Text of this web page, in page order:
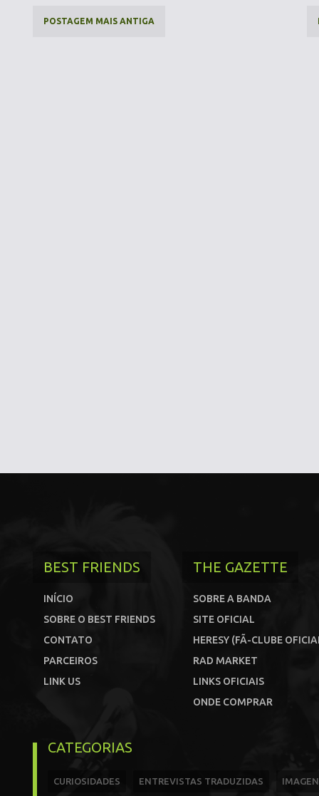
POSTAGEM MAIS ANTIGA
BEST FRIENDS
INÍCIO
SOBRE O BEST FRIENDS
CONTATO
PARCEIROS
LINK US
THE GAZETTE
SOBRE A BANDA
SITE OFICIAL
HERESY (FÃ-CLUBE
RAD MARKET
LINKS OFICIAIS
ONDE COMPRAR
CATEGORIAS
CURIOSIDADES ENTREVISTAS TRADUZIDAS